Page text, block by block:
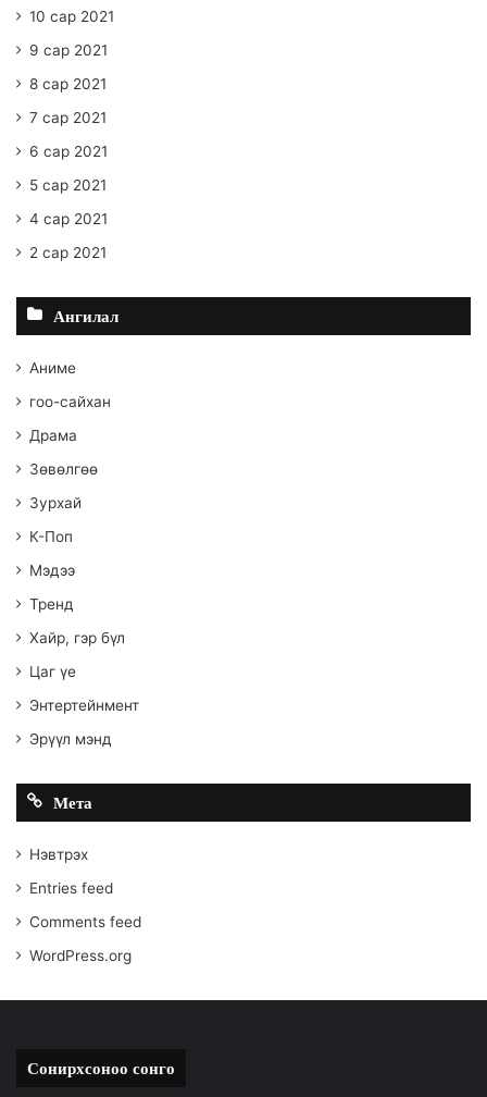
10 сар 2021
9 сар 2021
8 сар 2021
7 сар 2021
6 сар 2021
5 сар 2021
4 сар 2021
2 сар 2021
Ангилал
Аниме
гоо-сайхан
Драма
Зөвөлгөө
Зурхай
К-Поп
Мэдээ
Тренд
Хайр, гэр бүл
Цаг үе
Энтертейнмент
Эрүүл мэнд
Мета
Нэвтрэх
Entries feed
Comments feed
WordPress.org
Сонирхсоноо сонго